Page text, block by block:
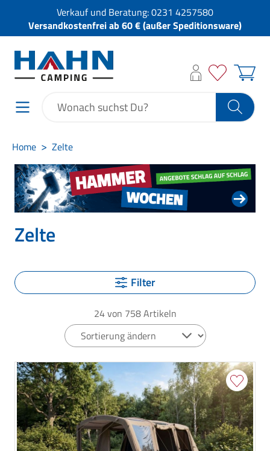
Verkauf und Beratung:0231 4257580
Versandkostenfrei ab 60 € (außer Speditionsware)
Home Zelte
Zelte
Filter
24von 758Artikeln